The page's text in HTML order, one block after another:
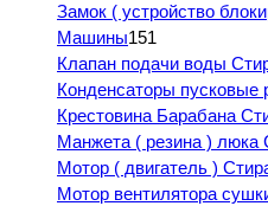
Замок ( устройство
Машины151
Клапан подачи воды
Конденсаторы пусковые
Крестовина Барабана
Манжета ( резина )
Мотор ( двигатель )
Мотор вентилятора